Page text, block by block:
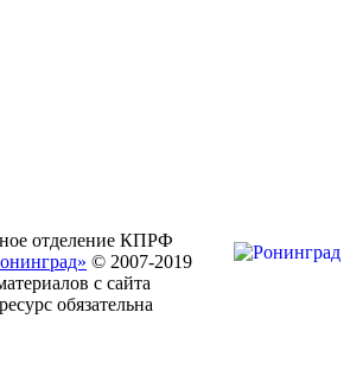
отделение КПРФ
© 2007-2019
с сайта
обязательна